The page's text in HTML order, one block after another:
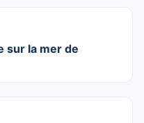
sur la mer de